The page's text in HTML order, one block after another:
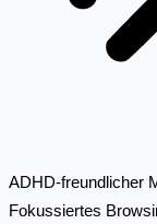
ADHD-freundlicher
Fokussiertes